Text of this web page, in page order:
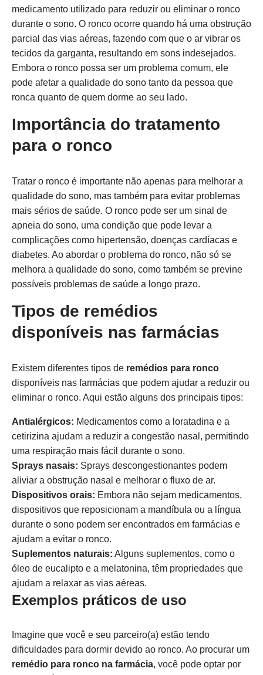
medicamento utilizado para reduzir ou eliminar o ronco
durante o sono. O ronco ocorre quando há uma obstrução
parcial das vias aéreas, fazendo com que o ar vibrar os
tecidos da garganta, resultando em sons indesejados.
Embora o ronco possa ser um problema comum, ele
pode afetar a qualidade do sono tanto da pessoa que
ronca quanto de quem dorme ao seu lado.
Importância do tratamento
para o ronco
Tratar o ronco é importante não apenas para melhorar a
qualidade do sono, mas também para evitar problemas
mais sérios de saúde. O ronco pode ser um sinal de
apneia do sono, uma condição que pode levar a
complicações como hipertensão, doenças cardíacas e
diabetes. Ao abordar o problema do ronco, não só se
melhora a qualidade do sono, como também se previne
possíveis problemas de saúde a longo prazo.
Tipos de remédios
disponíveis nas farmácias
Existem diferentes tipos de remédios para ronco
disponíveis nas farmácias que podem ajudar a reduzir ou
eliminar o ronco. Aqui estão alguns dos principais tipos:
Antialérgicos: Medicamentos como a loratadina e a
cetirizina ajudam a reduzir a congestão nasal, permitindo
uma respiração mais fácil durante o sono.
Sprays nasais: Sprays descongestionantes podem
aliviar a obstrução nasal e melhorar o fluxo de ar.
Dispositivos orais: Embora não sejam medicamentos,
dispositivos que reposicionam a mandíbula ou a língua
durante o sono podem ser encontrados em farmácias e
ajudam a evitar o ronco.
Suplementos naturais: Alguns suplementos, como o
óleo de eucalipto e a melatonina, têm propriedades que
ajudam a relaxar as vias aéreas.
Exemplos práticos de uso
Imagine que você e seu parceiro(a) estão tendo
dificuldades para dormir devido ao ronco. Ao procurar um
remédio para ronco na farmácia, você pode optar por